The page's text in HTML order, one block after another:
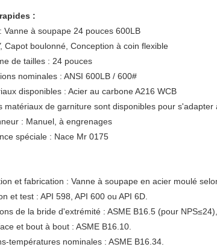
:
Vanne à soupape 24 pouces 600LB
Capot boulonné, Conception à coin flexible
de tailles : 24 pouces
nominales : ANSI 600LB / 600#
disponibles : Acier au carbone A216 WCB
matériaux de garniture sont disponibles pour
: Manuel, à engrenages
spéciale : Nace Mr 0175
et fabrication : Vanne à soupape en acier moulé
et test : API 598, API 600 ou API 6D.
de la bride d'extrémité : ASME B16.5 (pour
et bout à bout : ASME B16.10.
températures nominales : ASME B16.34.